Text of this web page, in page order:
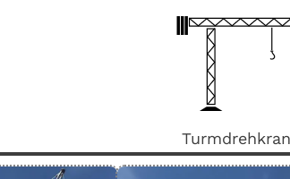
Turmdrehkran